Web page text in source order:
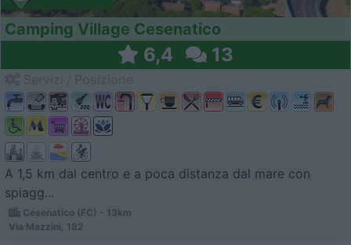
Camping Village Cesenatico
6,4 13
A 1,5 km dal centro e a poca distanza dal mare con
spiagg...
Cesenatico (FC) - 13km
Via Mazzini, 182